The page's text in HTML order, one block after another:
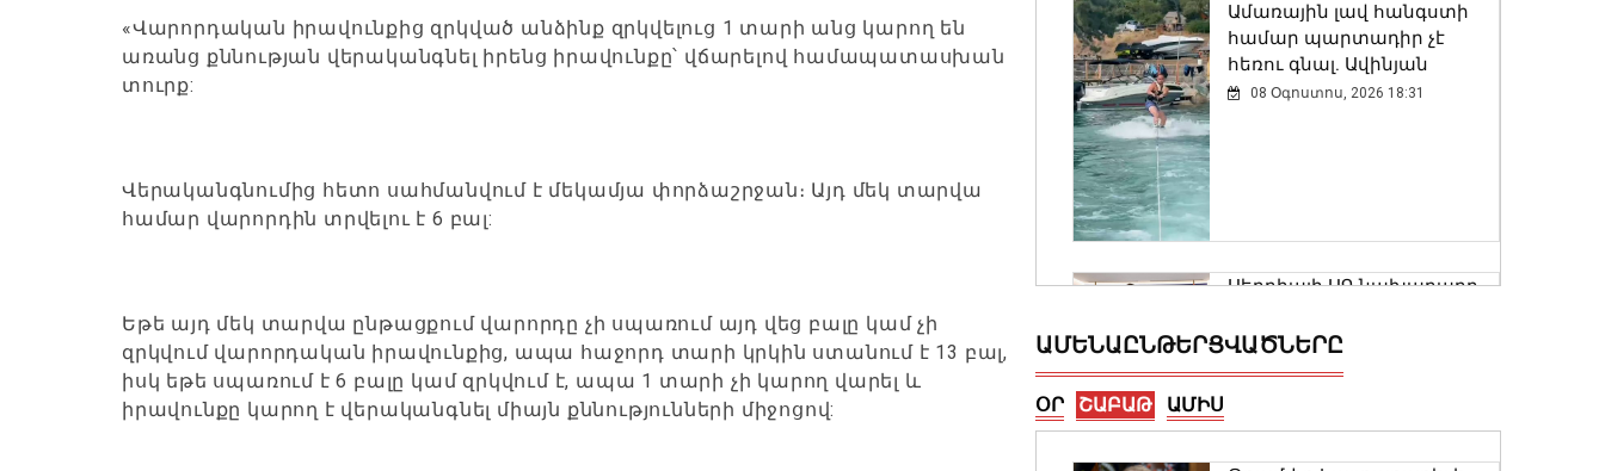
«Վարորդական իրավունքից զրկված անձինք զրկվելուց 1 տարի անց կարող են
առանց քննության վերականգնել իրենց իրավունքը՝ վճարելով համապատասխան
տուրք:
Վերականգնումից հետո սահմանվում է մեկամյա փորձաշրջան։ Այդ մեկ տարվա
համար վարորդին տրվելու է 6 բալ:
Եթե այդ մեկ տարվա ընթացքում վարորդը չի սպառում այդ վեց բալը կամ չի
զրկվում վարորդական իրավունքից, ապա հաջորդ տարի կրկին ստանում է 13 բալ,
իսկ եթե սպառում է 6 բալը կամ զրկվում է, ապա 1 տարի չի կարող վարել և
իրավունքը կարող է վերականգնել միայն քննությունների միջոցով:
Ամառային լավ հանգստի
համար պարտադիր չէ
հեռու գնալ. Ավինյան
08 Օգոստոս, 2026 18:31
Սերբիայի ԱԳ նախարարը
Միրզոյանին ՀՀ ԱԳ
ԱՄԵՆԱԸՆԹԵՐՑՎԱԾՆԵՐԸ
ՕՐ ՇԱԲԱԹ ԱՄԻՍ